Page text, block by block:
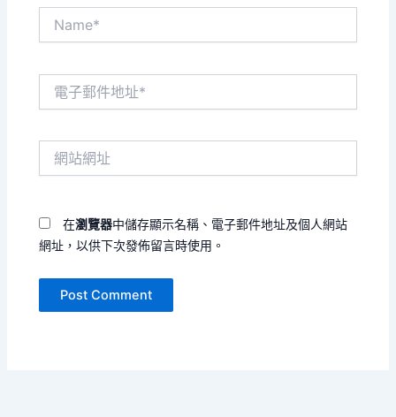
在瀏覽器中儲存顯示名稱、電子郵件地址及個人網站
網址，以供下次發佈留言時使用。